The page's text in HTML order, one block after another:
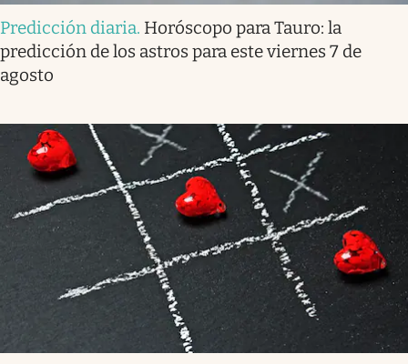
Predicción diaria. Horóscopo para Tauro: la
predicción de los astros para este viernes 7 de
agosto